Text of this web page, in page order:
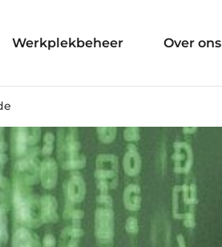
Werkplekbeheer Over ons